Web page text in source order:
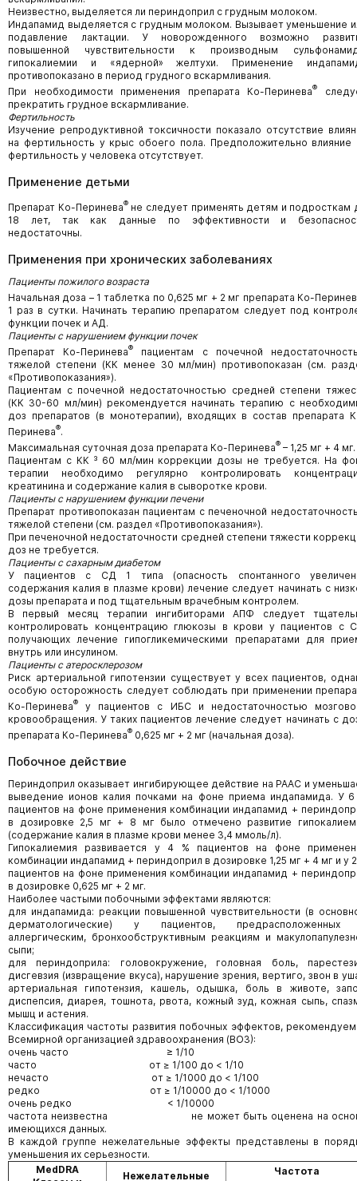
Неизвестно, выделяется ли периндоприл с грудным молоком.
Индапамид выделяется с грудным молоком. Вызывает уменьшение
подавление лактации. У новорожденного возможно
повышенной чувствительности к производным
гипокалиемии и «ядерной» желтухи. Применение
противопоказано в период грудного вскармливания.
При необходимости применения препарата Ко-Перинева®
прекратить грудное вскармливание.
Фертильность
Изучение репродуктивной токсичности показало отсутствие
на фертильность у крыс обоего пола. Предположительно влияние
фертильность у человека отсутствует.
Применение детьми
Препарат Ко-Перинева® не следует применять детям и подросткам
18 лет, так как данные по эффективности и
недостаточны.
Применения при хронических заболеваниях
Пациенты пожилого возраста
Начальная доза – 1 таблетка по 0,625 мг + 2 мг препарата Ко-
1 раз в сутки. Начинать терапию препаратом следует под
функции почек и АД.
Пациенты с нарушением функции почек
Препарат Ко-Перинева®
пациентам с почечной
тяжелой степени (КК менее 30 мл/мин) противопоказан (см.
«Противопоказания»).
Пациентам с почечной недостаточностью средней степени
(КК 30-60 мл/мин) рекомендуется начинать терапию с
доз препаратов (в монотерапии), входящих в состав препарата
Перинева®.
Максимальная суточная доза препарата Ко-Перинева® – 1,25 мг + 4 мг.
Пациентам с КК ³ 60 мл/мин коррекции дозы не требуется. На
терапии необходимо регулярно контролировать
креатинина и содержание калия в сыворотке крови.
Пациенты с нарушением функции печени
Препарат противопоказан пациентам с печеночной
тяжелой степени (см. раздел «Противопоказания»).
При печеночной недостаточности средней степени тяжести
доз не требуется.
Пациенты с сахарным диабетом
У пациентов с СД 1 типа (опасность спонтанного
содержания калия в плазме крови) лечение следует начинать с
дозы препарата и под тщательным врачебным контролем.
В первый месяц терапии ингибиторами АПФ следует
контролировать концентрацию глюкозы в крови у пациентов с
получающих лечение гипогликемическими препаратами для
внутрь или инсулином.
Пациенты с атеросклерозом
Риск артериальной гипотензии существует у всех пациентов,
особую осторожность следует соблюдать при применении
Ко-Перинева®
у пациентов с ИБС и недостаточностью
кровообращения. У таких пациентов лечение следует начинать с
препарата Ко-Перинева® 0,625 мг + 2 мг (начальная доза).
Побочное действие
Периндоприл оказывает ингибирующее действие на РААС и
выведение ионов калия почками на фоне приема индапамида. У 6
пациентов на фоне применения комбинации индапамид +
в дозировке 2,5 мг + 8 мг было отмечено развитие
(содержание калия в плазме крови менее 3,4 ммоль/л).
Гипокалиемия развивается у 4 % пациентов на фоне
комбинации индапамид + периндоприл в дозировке 1,25 мг + 4 мг и у
пациентов на фоне применения комбинации индапамид +
в дозировке 0,625 мг + 2 мг.
Наиболее частыми побочными эффектами являются:
для индапамида: реакции повышенной чувствительности (в
дерматологические) у пациентов,
аллергическим, бронхообструктивным реакциям и
сыпи;
для периндоприла: головокружение, головная боль,
дисгевзия (извращение вкуса), нарушение зрения, вертиго, звон в
артериальная гипотензия, кашель, одышка, боль в животе,
диспепсия, диарея, тошнота, рвота, кожный зуд, кожная сыпь,
мышц и астения.
Классификация частоты развития побочных эффектов,
Всемирной организацией здравоохранения (ВОЗ):
очень часто ≥ 1/10
часто от ≥ 1/100 до < 1/10
нечасто от ≥ 1/1000 до < 1/100
редко от ≥ 1/10000 до < 1/1000
очень редко < 1/10000
частота неизвестна не может быть оценена на
имеющихся данных.
В каждой группе нежелательные эффекты представлены в
уменьшения их серьезности.
MedDRA
Нежелательные
Частота